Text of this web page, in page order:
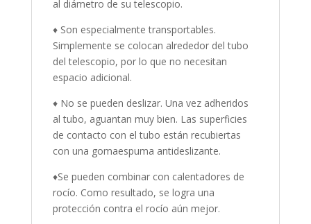
al diámetro de su telescopio.
♦ Son especialmente transportables.
Simplemente se colocan alrededor del tubo
del telescopio, por lo que no necesitan
espacio adicional.
♦ No se pueden deslizar. Una vez adheridos
al tubo, aguantan muy bien. Las superficies
de contacto con el tubo están recubiertas
con una gomaespuma antideslizante.
♦Se pueden combinar con calentadores de
rocío. Como resultado, se logra una
protección contra el rocío aún mejor.